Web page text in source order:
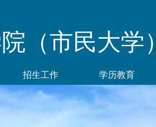
（市民大学）
招生工作 学历教育